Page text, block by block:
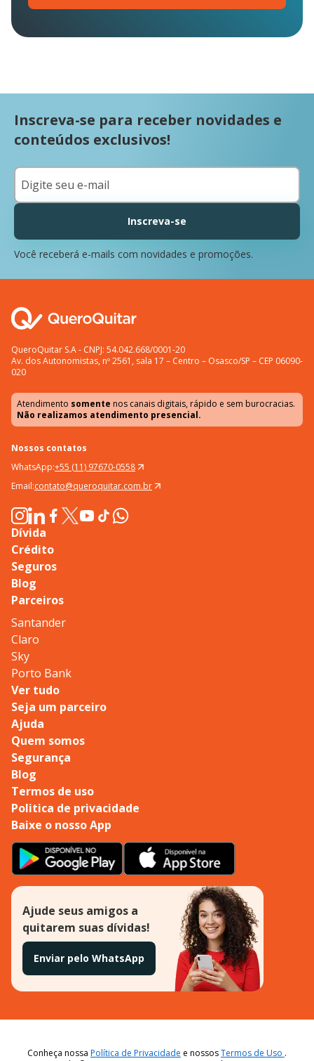
Inscreva-se para receber novidades e
conteúdos exclusivos!
Inscreva-se
Você receberá e-mails com novidades e promoções.
QueroQuitar S.A - CNPJ: 54.042.668/0001-20
Av. dos Autonomistas, nº 2561, sala 17 – Centro – Osasco/SP – CEP 06090-
020
Atendimento somente nos canais digitais, rápido e sem burocracias.
Não realizamos atendimento presencial.
Nossos contatos
WhatsApp:+55 (11) 97670-0558
Email:contato@queroquitar.com.br
Dívida
Crédito
Seguros
Blog
Parceiros
Santander
Claro
Sky
Porto Bank
Ver tudo
Seja um parceiro
Ajuda
Quem somos
Segurança
Blog
Termos de uso
Politica de privacidade
Baixe o nosso App
Ajude seus amigos a
quitarem suas dívidas!
Enviar pelo WhatsApp
Conheça nossa Política de Privacidade e nossosTermos de Uso .